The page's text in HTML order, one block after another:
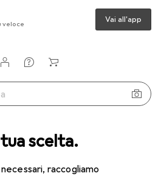
scelta.
raccogliamo
veloce Vai all'app
confronto
desideri
Optix più HydraGlyde per l'astigmatismo